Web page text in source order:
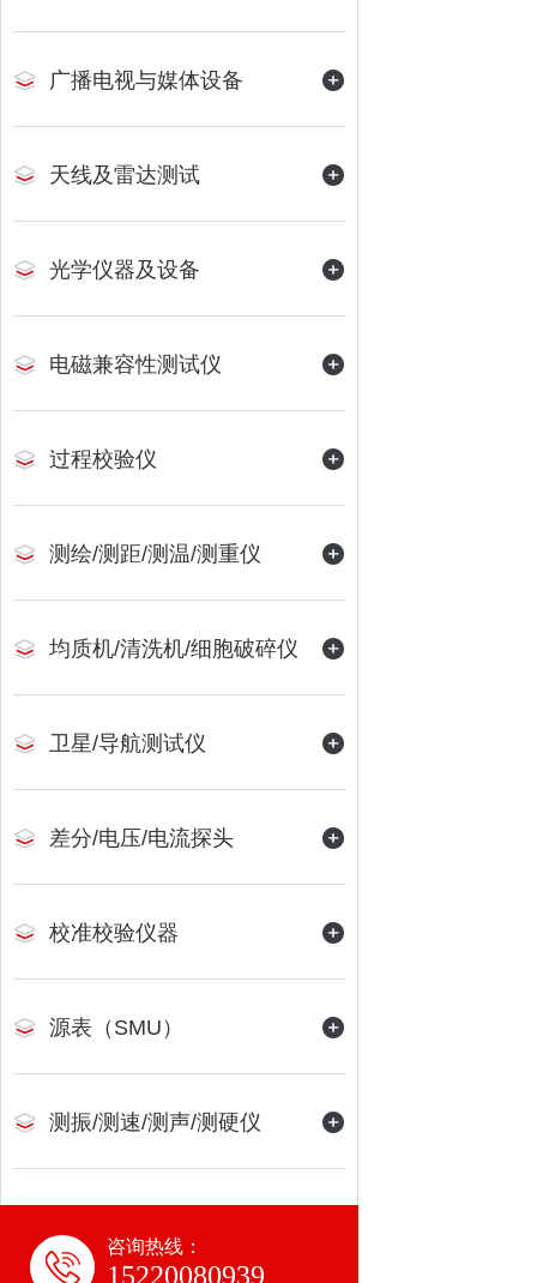
广播电视与媒体设备
天线及雷达测试
光学仪器及设备
电磁兼容性测试仪
过程校验仪
测绘/测距/测温/测重仪
均质机/清洗机/细胞破碎仪
卫星/导航测试仪
差分/电压/电流探头
校准校验仪器
源表（SMU）
测振/测速/测声/测硬仪
咨询热线：
15220080939